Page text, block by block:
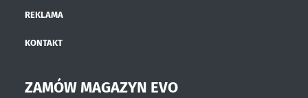
REKLAMA
KONTAKT
ZAMÓW MAGAZYN EVO